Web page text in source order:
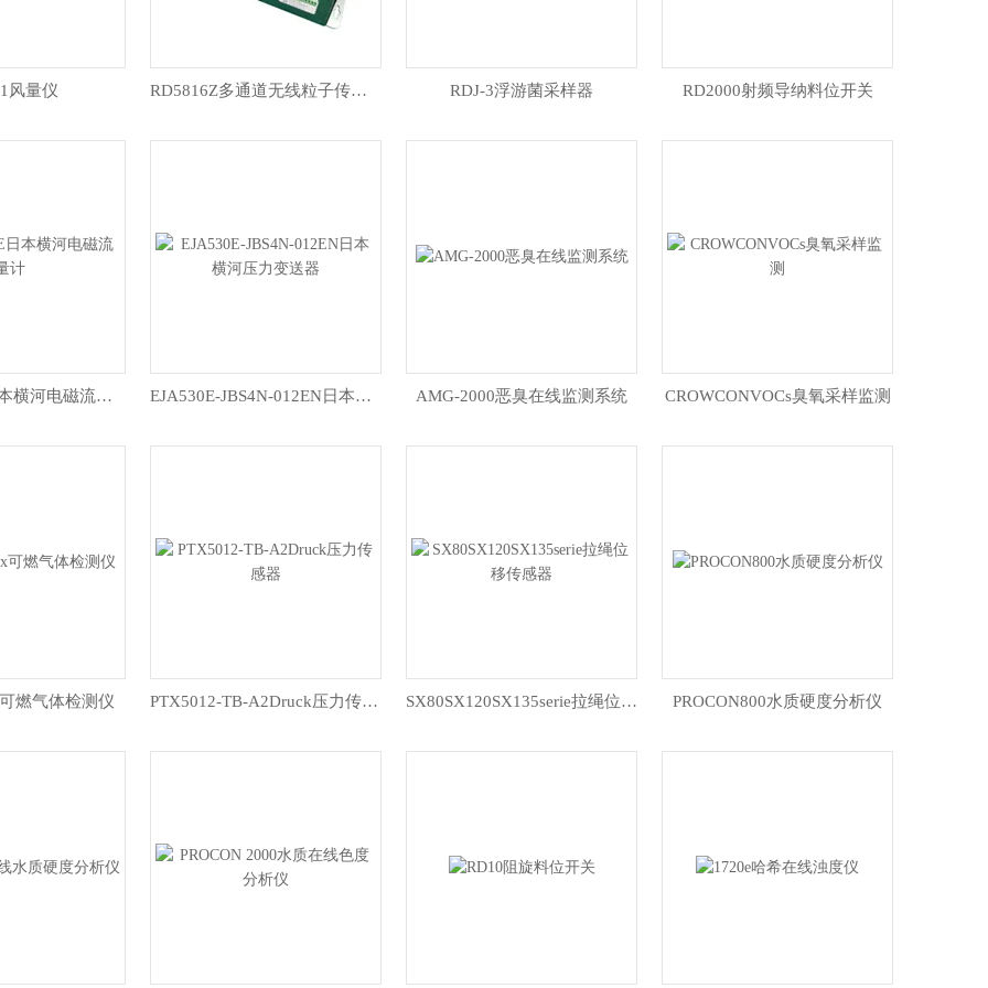
风量仪 RD5816Z多通道无线粒子传感器 RDJ-3浮游菌采样器 RD2000射频导纳料位开关
ADMAG SE日本横河电磁流量计 EJA530E-JBS4N-012EN日本横河压力变送器 AMG-2000恶臭在线监测系统 CROWCONVOCs臭氧采样监测
燃气体检测仪 PTX5012-TB-A2Druck压力传感器 SX80SX120SX135serie拉绳位移传感器 PROCON800水质硬度分析仪